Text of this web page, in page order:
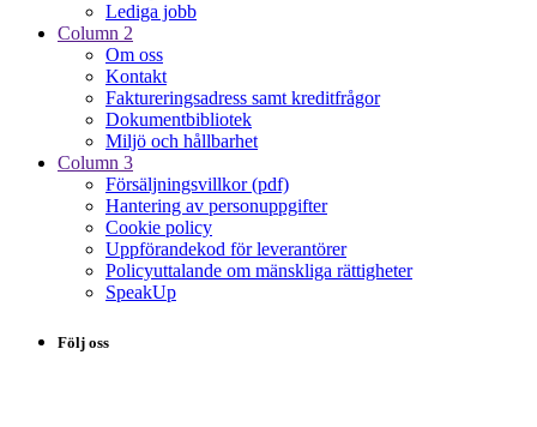
Lediga jobb
Column 2
Om oss
Kontakt
Faktureringsadress samt kreditfrågor
Dokumentbibliotek
Miljö och hållbarhet
Column 3
Försäljningsvillkor (pdf)
Hantering av personuppgifter
Cookie policy
Uppförandekod för leverantörer
Policyuttalande om mänskliga rättigheter
SpeakUp
Följ oss